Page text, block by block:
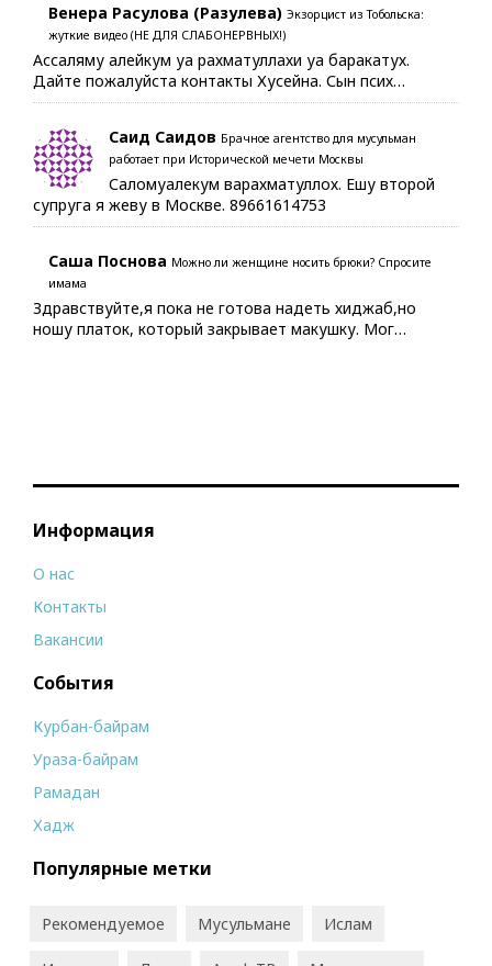
Венера Расулова (Разулева) Экзорцист из Тобольска:
жуткие видео (НЕ ДЛЯ СЛАБОНЕРВНЫХ!)
Ассаляму алейкум уа рахматуллахи уа баракатух.
Дайте пожалуйста контакты Хусейна. Сын псих…
Саид Саидов Брачное агентство для мусульман
работает при Исторической мечети Москвы
Саломуалекум варахматуллох. Ешу второй
супруга я жеву в Москве. 89661614753
Саша Поснова Можно ли женщине носить брюки? Спросите
имама
Здравствуйте,я пока не готова надеть хиджаб,но
ношу платок, который закрывает макушку. Мог…
Информация
О нас
Контакты
Вакансии
События
Курбан-байрам
Ураза-байрам
Рамадан
Хадж
Популярные метки
Рекомендуемое Мусульмане Ислам